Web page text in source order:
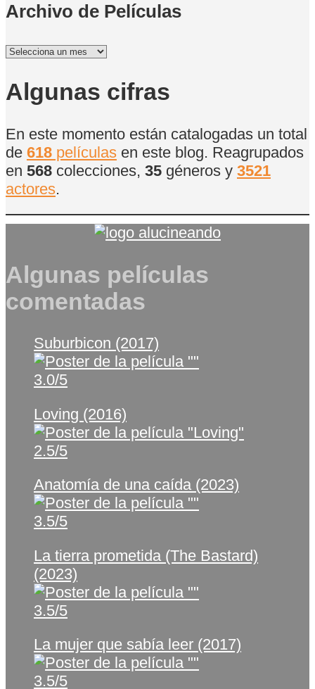
Archivo de Películas
Archivo
Películas
Algunas cifras
En este momento están catalogadas un total
de 618 películas en este blog. Reagrupados
en 568 colecciones, 35 géneros y 3521
actores.
Algunas películas
comentadas
Suburbicon (2017)
3.0/5
Loving (2016)
2.5/5
Anatomía de una caída (2023)
3.5/5
La tierra prometida (The Bastard)
(2023)
3.5/5
La mujer que sabía leer (2017)
3.5/5